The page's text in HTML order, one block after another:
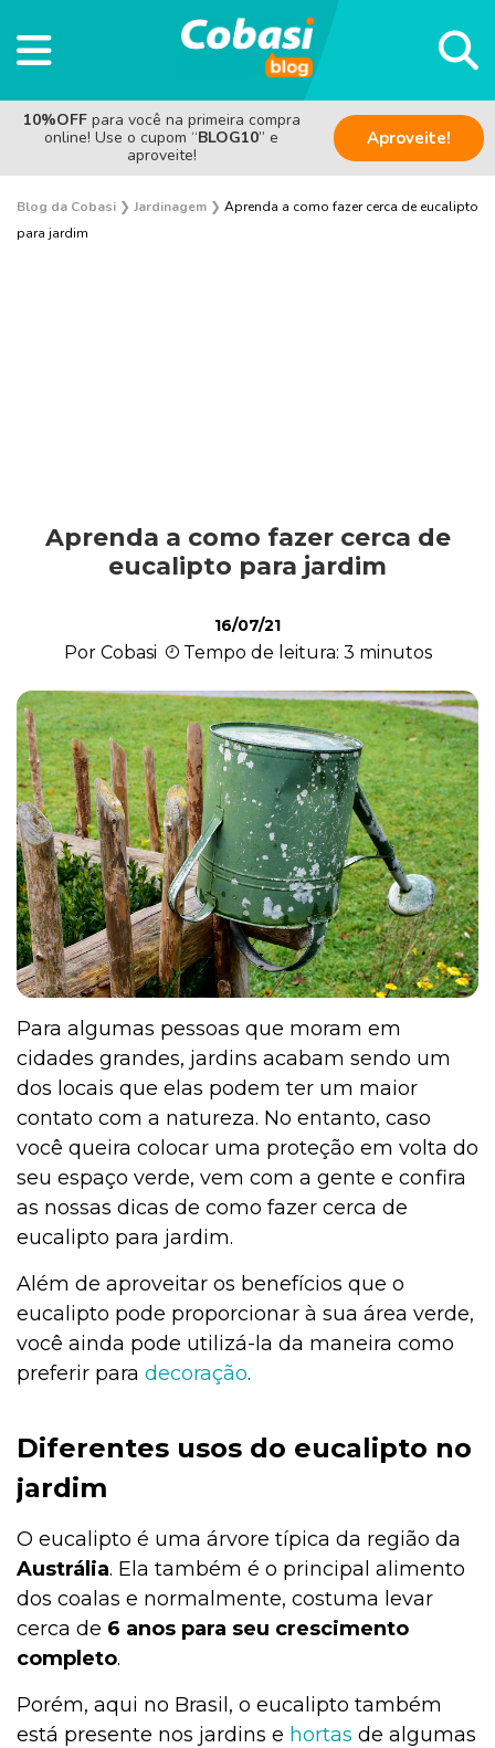
10%OFF para você na primeira compra
online! Use o cupom “BLOG10” e
aproveite!
Aproveite!
Blog da Cobasi ❯ Jardinagem ❯ Aprenda a como fazer cerca de eucalipto
para jardim
Cultivo e Manutenção
Cachorro
Gato
Outros Pets
Casa & Piscina
Jardinagem
Institucional
Aprenda a como fazer cerca de
eucalipto para jardim
16/07/21
Por Cobasi Tempo de leitura: 3 minutos
Para algumas pessoas que moram em
cidades grandes, jardins acabam sendo um
dos locais que elas podem ter um maior
contato com a natureza. No entanto, caso
você queira colocar uma proteção em volta do
seu espaço verde, vem com a gente e confira
as nossas dicas de como fazer cerca de
eucalipto para jardim.
Além de aproveitar os benefícios que o
eucalipto pode proporcionar à sua área verde,
você ainda pode utilizá-la da maneira como
preferir para decoração.
Diferentes usos do eucalipto no
jardim
O eucalipto é uma árvore típica da região da
Austrália. Ela também é o principal alimento
dos coalas e normalmente, costuma levar
cerca de 6 anos para seu crescimento
completo.
Porém, aqui no Brasil, o eucalipto também
está presente nos jardins e hortas de algumas